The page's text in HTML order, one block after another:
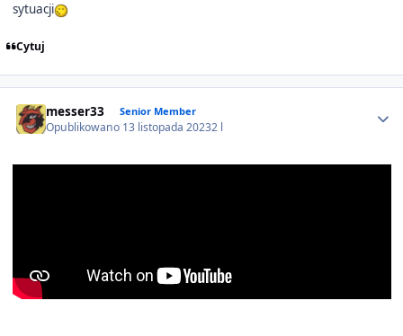
sytuacji
Cytuj
messer33 Senior Member
Opublikowano 13 listopada 20232 l